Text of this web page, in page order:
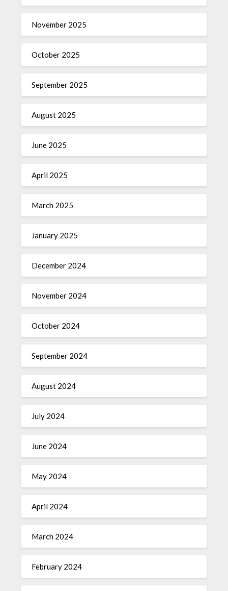
November 2025
October 2025
September 2025
August 2025
June 2025
April 2025
March 2025
January 2025
December 2024
November 2024
October 2024
September 2024
August 2024
July 2024
June 2024
May 2024
April 2024
March 2024
February 2024